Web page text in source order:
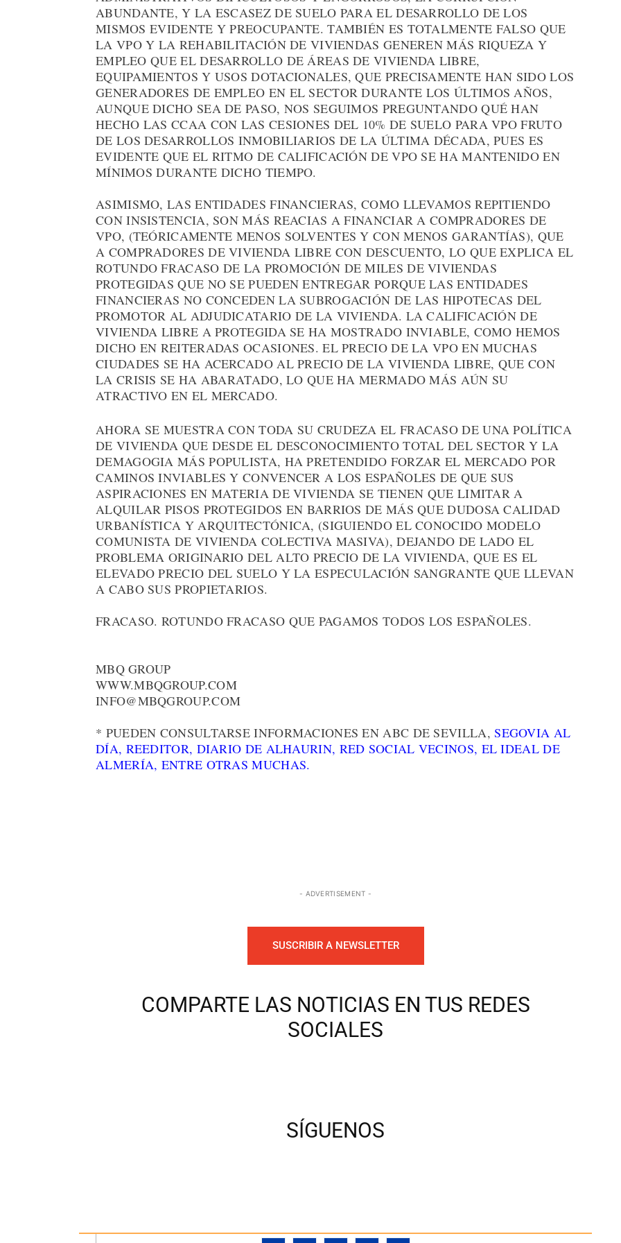
ABUNDANTE, Y LA ESCASEZ DE SUELO PARA EL DESARROLLO DE LOS
MISMOS EVIDENTE Y PREOCUPANTE. TAMBIÉN ES TOTALMENTE FALSO QUE
LA VPO Y LA REHABILITACIÓN DE VIVIENDAS GENEREN MÁS RIQUEZA Y
EMPLEO QUE EL DESARROLLO DE ÁREAS DE VIVIENDA LIBRE,
EQUIPAMIENTOS Y USOS DOTACIONALES, QUE PRECISAMENTE HAN SIDO LOS
GENERADORES DE EMPLEO EN EL SECTOR DURANTE LOS ÚLTIMOS AÑOS,
AUNQUE DICHO SEA DE PASO, NOS SEGUIMOS PREGUNTANDO QUÉ HAN
HECHO LAS CCAA CON LAS CESIONES DEL 10% DE SUELO PARA VPO FRUTO
DE LOS DESARROLLOS INMOBILIARIOS DE LA ÚLTIMA DÉCADA, PUES ES
EVIDENTE QUE EL RITMO DE CALIFICACIÓN DE VPO SE HA MANTENIDO EN
MÍNIMOS DURANTE DICHO TIEMPO.
ASIMISMO, LAS ENTIDADES FINANCIERAS, COMO LLEVAMOS REPITIENDO
CON INSISTENCIA, SON MÁS REACIAS A FINANCIAR A COMPRADORES DE
VPO, (TEÓRICAMENTE MENOS SOLVENTES Y CON MENOS GARANTÍAS), QUE
A COMPRADORES DE VIVIENDA LIBRE CON DESCUENTO, LO QUE EXPLICA EL
ROTUNDO FRACASO DE LA PROMOCIÓN DE MILES DE VIVIENDAS
PROTEGIDAS QUE NO SE PUEDEN ENTREGAR PORQUE LAS ENTIDADES
FINANCIERAS NO CONCEDEN LA SUBROGACIÓN DE LAS HIPOTECAS DEL
PROMOTOR AL ADJUDICATARIO DE LA VIVIENDA. LA CALIFICACIÓN DE
VIVIENDA LIBRE A PROTEGIDA SE HA MOSTRADO INVIABLE, COMO HEMOS
DICHO EN REITERADAS OCASIONES. EL PRECIO DE LA VPO EN MUCHAS
CIUDADES SE HA ACERCADO AL PRECIO DE LA VIVIENDA LIBRE, QUE CON
LA CRISIS SE HA ABARATADO, LO QUE HA MERMADO MÁS AÚN SU
ATRACTIVO EN EL MERCADO.
AHORA SE MUESTRA CON TODA SU CRUDEZA EL FRACASO DE UNA POLÍTICA
DE VIVIENDA QUE DESDE EL DESCONOCIMIENTO TOTAL DEL SECTOR Y LA
DEMAGOGIA MÁS POPULISTA, HA PRETENDIDO FORZAR EL MERCADO POR
CAMINOS INVIABLES Y CONVENCER A LOS ESPAÑOLES DE QUE SUS
ASPIRACIONES EN MATERIA DE VIVIENDA SE TIENEN QUE LIMITAR A
ALQUILAR PISOS PROTEGIDOS EN BARRIOS DE MÁS QUE DUDOSA CALIDAD
URBANÍSTICA Y ARQUITECTÓNICA, (SIGUIENDO EL CONOCIDO MODELO
COMUNISTA DE VIVIENDA COLECTIVA MASIVA), DEJANDO DE LADO EL
PROBLEMA ORIGINARIO DEL ALTO PRECIO DE LA VIVIENDA, QUE ES EL
ELEVADO PRECIO DEL SUELO Y LA ESPECULACIÓN SANGRANTE QUE LLEVAN
A CABO SUS PROPIETARIOS.
FRACASO. ROTUNDO FRACASO QUE PAGAMOS TODOS LOS ESPAÑOLES.
MBQ GROUP
WWW.MBQGROUP.COM
INFO@MBQGROUP.COM
* PUEDEN CONSULTARSE INFORMACIONES EN ABC DE SEVILLA,SEGOVIA AL
DÍA, REEDITOR, DIARIO DE ALHAURIN, RED SOCIAL VECINOS, EL IDEAL DE
ALMERÍA, ENTRE OTRAS MUCHAS.
- ADVERTISEMENT -
SUSCRIBIR A NEWSLETTER
COMPARTE LAS NOTICIAS EN TUS REDES
SOCIALES
SÍGUENOS